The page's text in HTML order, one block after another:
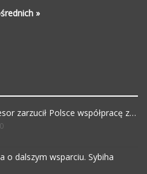
»
zarzucił Polsce współpracę z…
0
o dalszym wsparciu. Sybiha